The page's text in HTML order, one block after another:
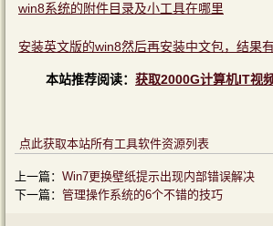
win8系统的附件目录及小工具在哪里
安装英文版的win8然后再安装中文包，结果
本站推荐阅读： 获取2000G计算机IT视
点此获取本站所有工具软件资源列表
上一篇： Win7更换壁纸提示出现内部错误解决
下一篇： 管理操作系统的6个不错的技巧